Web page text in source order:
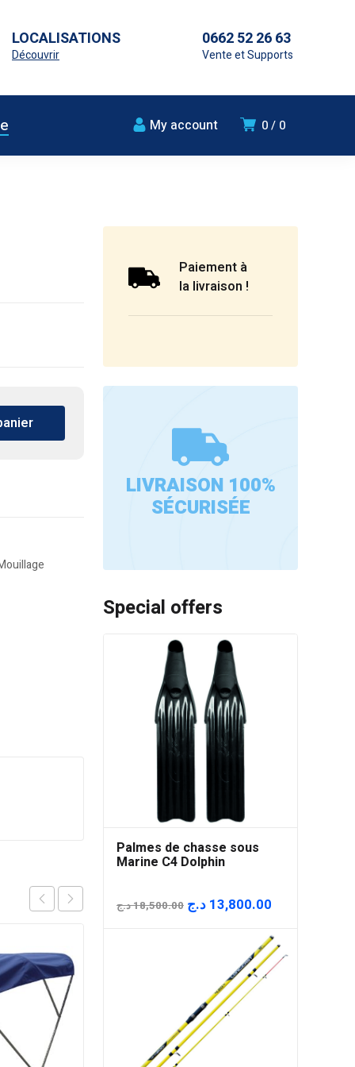
LOCALISATIONS
Découvrir
0662 52 26 63
Vente et Supports
0 0
My account
Paiement à
la livraison !
LIVRAISON 100%
SÉCURISÉE
Special offers
Palmes de chasse sous
Marine C4 Dolphin
18,500.00د.ج
Le 13,800.00 د.ج
actuel
est :